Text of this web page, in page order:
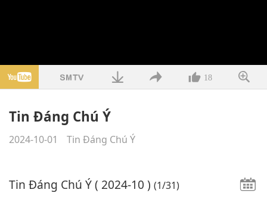
18
Tin Đáng Chú Ý
2024-10-01 Tin Đáng Chú Ý
Tin Đáng Chú Ý( 2024-10 ) (1/31)